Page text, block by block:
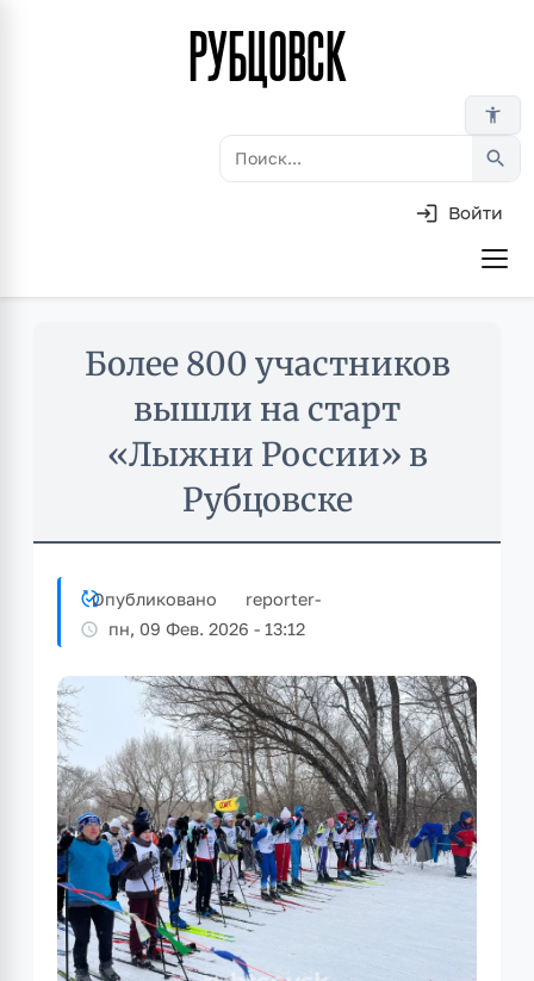
РУБЦОВСК
accessibility_new
search
Войти
Более 800 участников
вышли на старт
«Лыжни России» в
Рубцовске
Опубликовано reporter-
пн, 09 Фев. 2026 - 13:12